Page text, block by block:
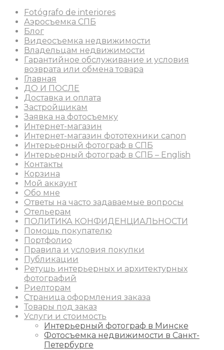
Fotógrafo de interiores
Аэросъемка СПБ
Блог
Видеосъемка недвижимости
Владельцам недвижимости
Гарантийное обслуживание и условия
возврата или обмена товара
Главная
ДО И ПОСЛЕ
Доставка и оплата
Застройщикам
Заявка на фотосъемку
Интернет-магазин
Интернет-магазин фототехники canon
Интерьерный фотограф в СПБ
Интерьерный фотограф в СПБ – English
Контакты
Корзина
Мой аккаунт
Обо мне
Ответы на часто задаваемые вопросы
Отельерам
ПОЛИТИКА КОНФИДЕНЦИАЛЬНОСТИ
Помощь покупателю
Портфолио
Правила и условия покупки
Публикации
Ретушь интерьерных и архитектурных
фотографий
Риелторам
Страница оформления заказа
Товары под заказ
Услуги и стоимость
Интерьерный фотограф в Минске
Фотосъемка недвижимости в Санкт-
Петербурге